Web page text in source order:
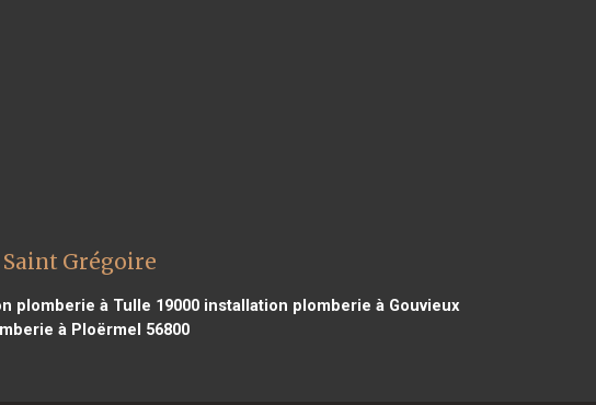
Grégoire
plomberie à Tulle 19000 installation plomberie à Gouvieux
à Ploërmel 56800